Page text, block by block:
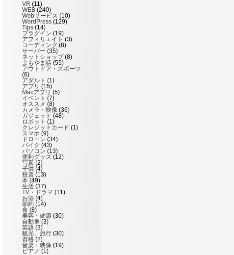
VR (11)
WEB (240)
Webサービス (10)
WordPress (129)
Tips (14)
プラグイン (19)
アフィリエイト (3)
コーディング (8)
サーバー (35)
ネットショップ(8)
よもやま話 (55)
アウトドア・スポーツ
(6)
アダルト (1)
アプリ (15)
Macアプリ (5)
イベント (7)
オススメ (8)
カメラ・映像 (36)
ガジェット (48)
ロボット (1)
クレジットカード (1)
スマホ (9)
ドローン (34)
バイク (43)
パソコン (13)
便利グッズ (12)
写真 (2)
子供 (4)
投資 (13)
本 (49)
生活 (37)
TV・ドラマ (11)
お酒 (4)
節約 (14)
食 (8)
美容・健康 (30)
自動車 (3)
英語 (3)
観光、旅行 (30)
資格 (2)
音楽・映像 (19)
ピアノ (1)